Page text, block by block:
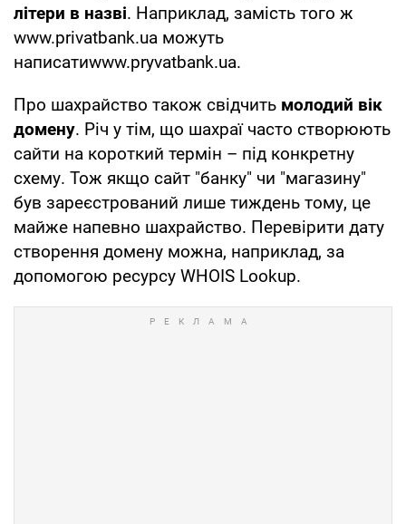
літери в назві. Наприклад, замість того ж
www.privatbank.ua можуть
написатиwww.pryvatbank.ua.
Про шахрайство також свідчить молодий вік
домену. Річ у тім, що шахраї часто створюють
сайти на короткий термін – під конкретну
схему. Тож якщо сайт "банку" чи "магазину"
був зареєстрований лише тиждень тому, це
майже напевно шахрайство. Перевірити дату
створення домену можна, наприклад, за
допомогою ресурсу WHOIS Lookup.